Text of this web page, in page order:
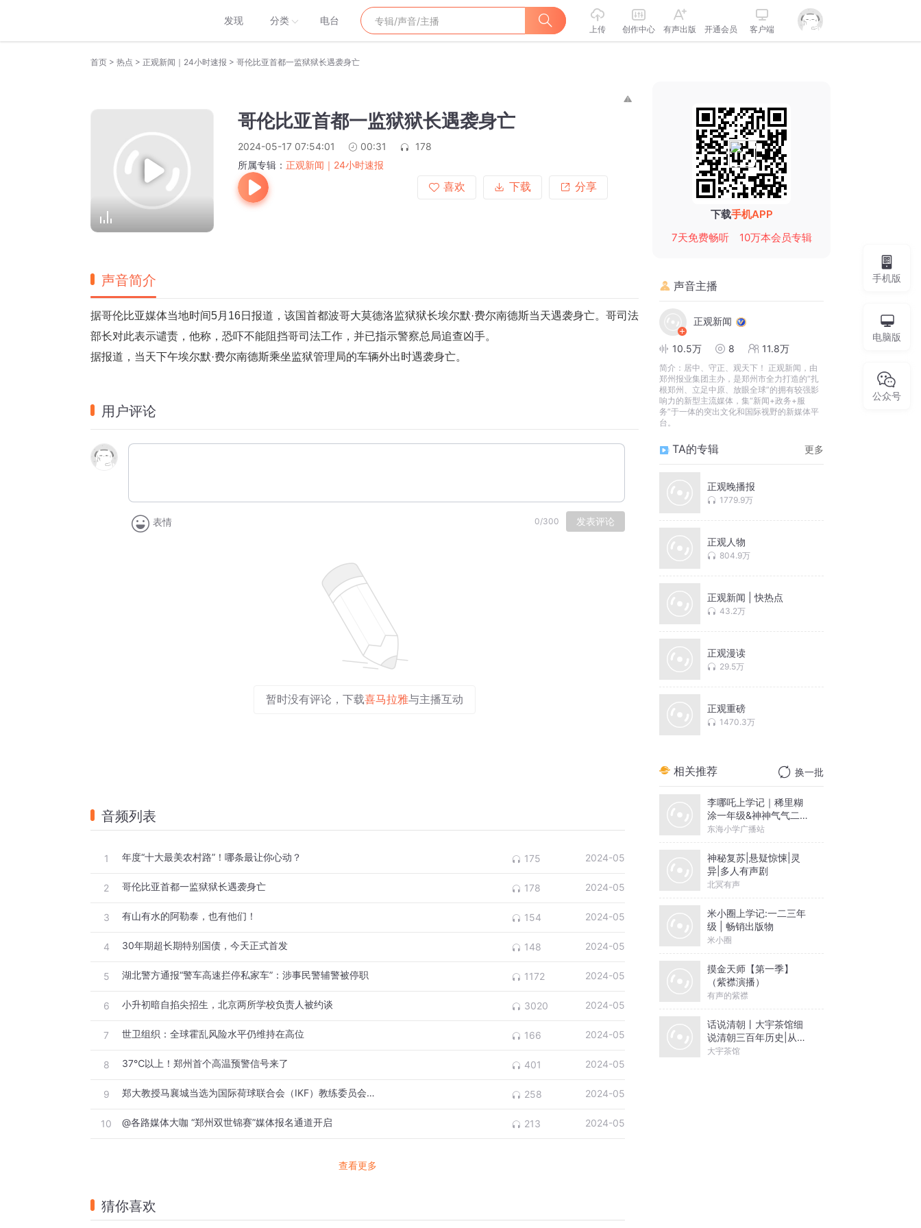
发现 分类 电台
上传 创作中心 有声出版 开通会员 客户端
首页 > 热点 > 正观新闻｜24小时速报 > 哥伦比亚首都一监狱狱长遇袭身亡
哥伦比亚首都一监狱狱长遇袭身亡
2024-05-17 07:54:01 00:31
178
所属专辑： 正观新闻｜24小时速报
喜欢
下载 分享
声音简介
据哥伦比亚媒体当地时间5月16日报道，该国首都波哥大莫德洛监狱狱长埃尔默·费尔南德斯当天遇袭身亡。哥司法
部长对此表示谴责，他称，恐吓不能阻挡哥司法工作，并已指示警察总局追查凶手。
据报道，当天下午埃尔默·费尔南德斯乘坐监狱管理局的车辆外出时遇袭身亡。
用户评论
表情 0/300 发表评论
暂时没有评论，下载喜马拉雅与主播互动
音频列表
1 年度“十大最美农村路”！哪条最让你心动？ 175 2024-05
2 哥伦比亚首都一监狱狱长遇袭身亡 178 2024-05
3 有山有水的阿勒泰，也有他们！ 154 2024-05
4 30年期超长期特别国债，今天正式首发 148 2024-05
5 湖北警方通报“警车高速拦停私家车”：涉事民警辅警被停职 1172 2024-05
6 小升初暗自掐尖招生，北京两所学校负责人被约谈 3020 2024-05
7 世卫组织：全球霍乱风险水平仍维持在高位 166 2024-05
8 37℃以上！郑州首个高温预警信号来了 401 2024-05
9 郑大教授马襄城当选为国际荷球联合会（IKF）教练委员会顾问 258 2024-05
10 @各路媒体大咖 “郑州双世锦赛”媒体报名通道开启 213 2024-05
查看更多
猜你喜欢
下载手机APP
7天免费畅听
10万本会员专辑
声音主播
正观新闻
10.5万 8 11.8万
简介： 居中、守正、观天下！ 正观新闻，由
郑州报业集团主办，是郑州市全力打造的“扎
根郑州、立足中原、放眼全球”的拥有较强影
响力的新型主流媒体，集“新闻+政务+服
务”于一体的突出文化和国际视野的新媒体平
台。
TA的专辑 更多
正观晚播报
1779.9万
正观人物
804.9万
正观新闻 | 快热点
43.2万
正观漫读
29.5万
正观重磅
1470.3万
相关推荐 换一批
李哪吒上学记｜稀里糊
涂一年级&神神气气二年
级
东海小学广播站
神秘复苏|悬疑惊悚|灵
异|多人有声剧
北冥有声
米小圈上学记:一二三年
级 | 畅销出版物
米小圈
摸金天师【第一季】
（紫襟演播）
有声的紫襟
话说清朝丨大宇茶馆细
说清朝三百年历史|从努
尔哈赤到末代皇帝溥仪|
大宇茶馆
手机版
电脑版
公众号